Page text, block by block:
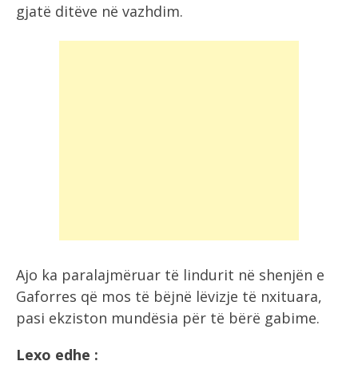
gjatë ditëve në vazhdim.
Ajo ka paralajmëruar të lindurit në shenjën e
Gaforres që mos të bëjnë lëvizje të nxituara,
pasi ekziston mundësia për të bërë gabime.
Lexo edhe :